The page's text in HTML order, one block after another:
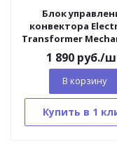
Блок
конвектора
Transformer
ECH/TUM3
1 890руб./
В корзину
Купить в 1